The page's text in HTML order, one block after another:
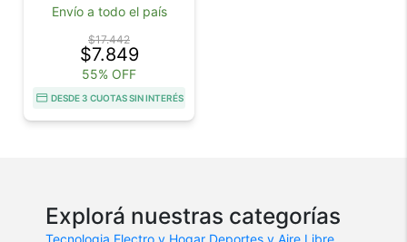
Envío a todo el país
$17.442
$7.849
55% OFF
DESDE 3 CUOTAS SIN INTERÉS
Explorá nuestras categorías